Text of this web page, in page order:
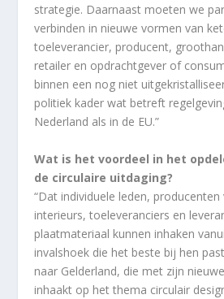
strategie. Daarnaast moeten we
verbinden in nieuwe vormen van
toeleverancier, producent,
retailer en opdrachtgever of
binnen een nog niet
politiek kader wat betreft
Nederland als in de EU.”
Wat is het voordeel in het
de circulaire uitdaging?
“Dat individuele leden,
interieurs, toeleveranciers en
plaatmateriaal kunnen inhaken
invalshoek die het beste bij hen
naar Gelderland, die met zijn
inhaakt op het thema circulair